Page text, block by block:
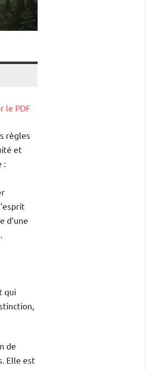
le PDF
règles
et
:
d’une
qui
de
Elle est